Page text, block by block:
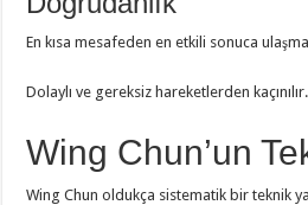
En kısa mesafeden en etkili sonuca
Dolaylı ve gereksiz hareketlerden kaçınılır.
Wing Chun’un
Wing Chun oldukça sistematik bir teknik